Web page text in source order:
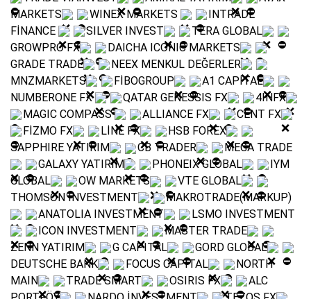
MARKETS
WINEX MARKETS
INTRADE
FİNANCE
SILVER INVEST
TERA GLOBAL
GROWPRO FX
DAICHA ICONIC MARKETS
GRADE TRADE
NEEX MENKUL DEĞERLER
MNZMARKETS
FİBOGROUP
A1 CAPİTAL
NUMBERONE FX
QATAR GENESSIS FX
4INFX
MAGIC COMPASS
ALLIANCE FX
CENT FX
FİZMO FX
LİNE FX
HSB FOREX
SAPPHIRE YATIRIM
CB TRADER
MEGA TRADE
GALAXY YATIRIM
PHONEIX GLOBAL
IYM
GLOBAL
OW MARKETS
VTE GLOBAL
THOMSON INVESTMENT
MAKROTRADE(MARKUP)
ANATOLIA INVESTMENT
LSMO INVESTMENT
ICON INVESTMENT
MASTER TRADE
ZENN YATIRIM
G CAPITAL
GORD GLOBAL
DEUTSCHE BANK
FOCUS CAPITAL
NORTH
MAIN
TRADE SMART OSIRIS FX
ALC